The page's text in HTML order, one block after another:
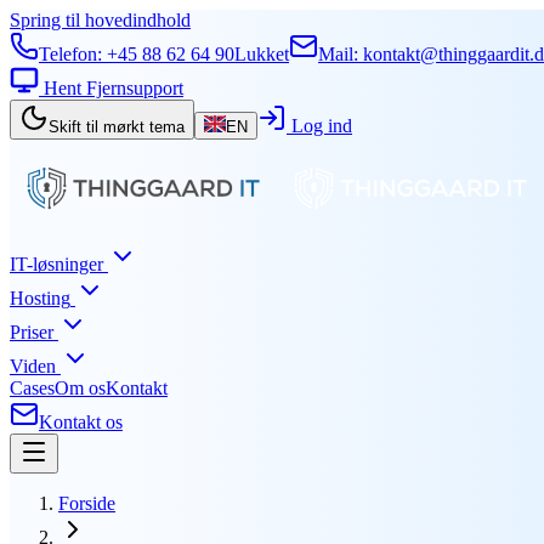
Spring til hovedindhold
Telefon: +45 88 62 64 90Lukket Mail:
Hent Fjernsupport
Skift til mørkt tema EN Log ind
IT-løsninger
Hosting
Priser
Viden
CasesOm osKontakt
Kontakt os
Forside